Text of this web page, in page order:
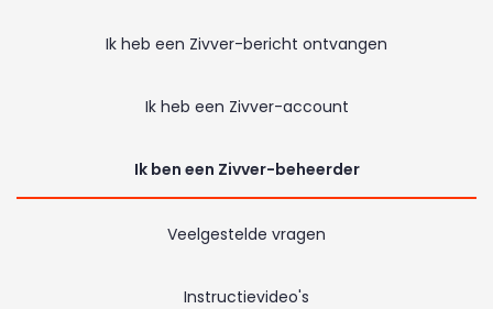
Ik heb een Zivver-bericht ontvangen
Ik heb een Zivver-account
Ik ben een Zivver-beheerder
Veelgestelde vragen
Instructievideo's